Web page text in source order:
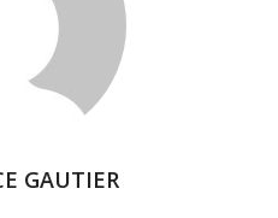
GAUTIER